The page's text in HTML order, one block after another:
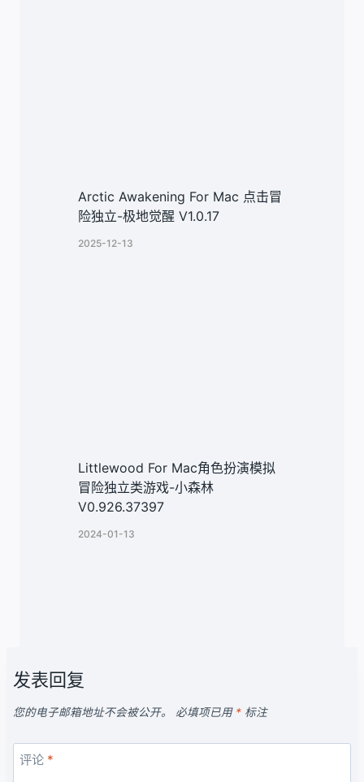
Arctic Awakening For Mac 点击冒
险独立-极地觉醒 V1.0.17
2025-12-13
Littlewood For Mac角色扮演模拟
冒险独立类游戏-小森林
V0.926.37397
2024-01-13
发表回复
您的电子邮箱地址不会被公开。 必填项已用 * 标注
评论 *